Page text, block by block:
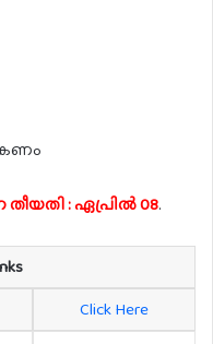
: ഏപ്രിൽ 08.
Click Here